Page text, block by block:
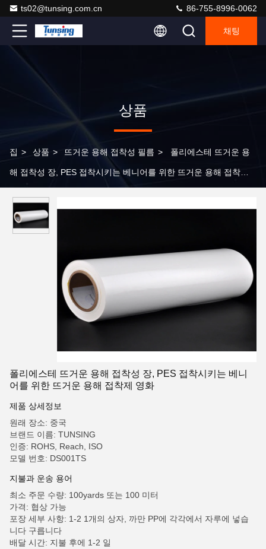
ts02@tunsing.com.cn 86-755-8996-0062
채팅
상품
집 > 상품 > 뜨거운 용해 접착성 필름 > 폴리에스테 뜨거운 용
해 접착성 장, PES 접착시키는 베니어를 위한 뜨거운 용해 접착제
폴리에스테 뜨거운 용해 접착성 장, PES 접착시키는 베니
어를 위한 뜨거운 용해 접착제 영화
제품 상세정보
원래 장소: 중국
브랜드 이름: TUNSING
인증: ROHS, Reach, ISO
모델 번호: DS001TS
지불과 운송 용어
최소 주문 수량: 100yards 또는 100 미터
가격: 협상 가능
포장 세부 사항: 1-2 1개의 상자, 까만 PP에 각각에서 자루에 넣습
니다 구릅니다
배달 시간: 지불 후에 1-2 일